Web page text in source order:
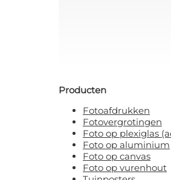
Producten
Fotoafdrukken
Fotovergrotingen
Foto op plexiglas
Foto op aluminium
Foto op canvas
Foto op vurenhout